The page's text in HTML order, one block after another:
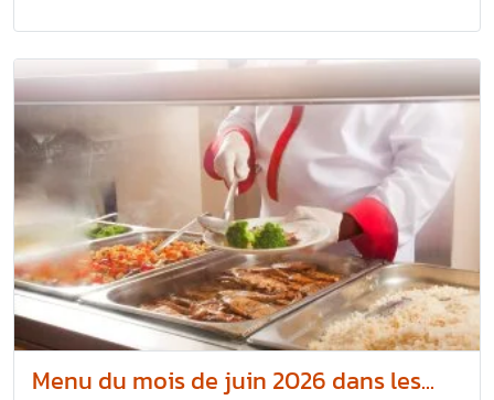
Menu du mois de juin 2026 dans les...